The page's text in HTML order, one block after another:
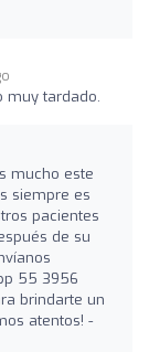
muy tardado.
mucho este
siempre es
pacientes
de su
55 3956
brindarte un
atentos! -